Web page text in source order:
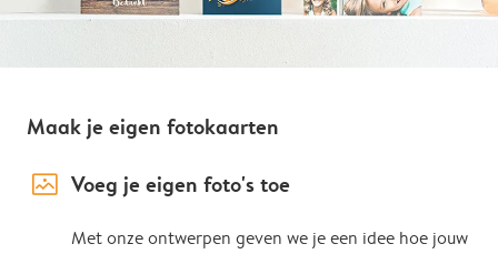
Maak je eigen fotokaarten
image_placeholder Voeg je eigen foto's toe
Met onze ontwerpen geven we je een idee hoe jouw